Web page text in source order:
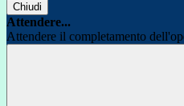
Chiudi
Attendere...
Attendere il completamento